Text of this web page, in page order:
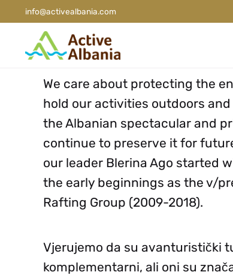
info@activealbania.com
We care about protecting the
hold our activities outdoors
the Albanian spectacular and
continue to preserve it for
our leader Blerina Ago started
the early beginnings as the v/
Rafting Group (2009-2018).
Vjerujemo da su avanturistički
komplementarni, ali oni su